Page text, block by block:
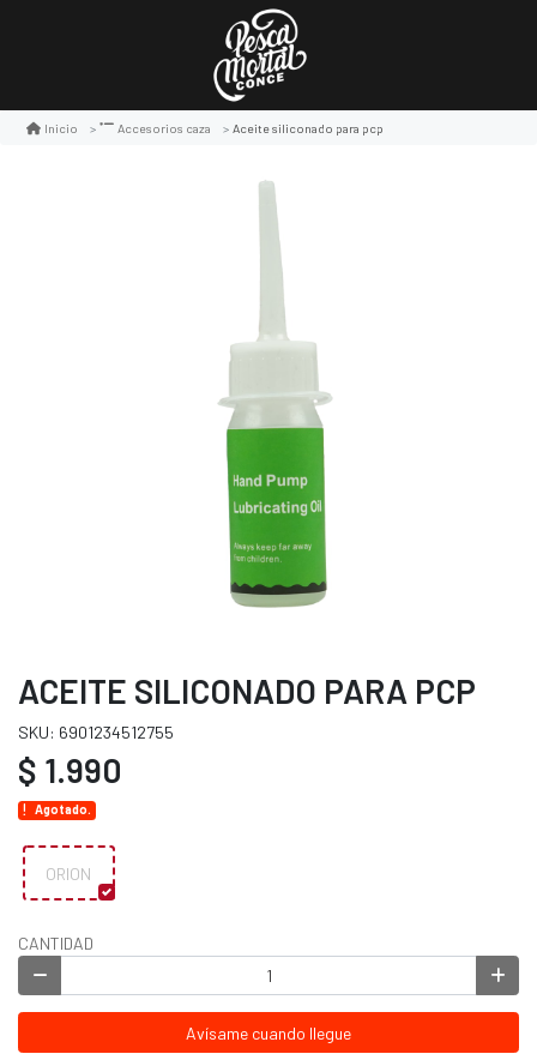
Inicio Accesorios caza Aceite siliconado para pcp
ACEITE SILICONADO PARA PCP
SKU: 6901234512755
$ 1.990
Agotado.
ORION
CANTIDAD
Avísame cuando llegue